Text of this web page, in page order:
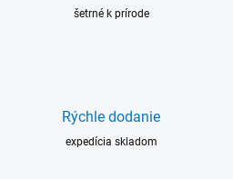
šetrné k prírode
Rýchle dodanie
expedícia skladom